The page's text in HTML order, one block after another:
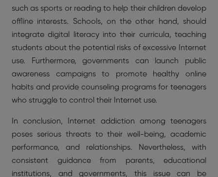
such as sports or reading to help their children develop
offline interests. Schools, on the other hand, should
integrate digital literacy into their curricula, teaching
students about the potential risks of excessive Internet
use. Furthermore, governments can launch public
awareness campaigns to promote healthy online
habits and provide counseling programs for teenagers
who struggle to control their Internet use.
In conclusion, Internet addiction among teenagers
poses serious threats to their well-being, academic
performance, and relationships. Nevertheless, with
consistent guidance from parents, educational
institutions, and governments, this issue can be